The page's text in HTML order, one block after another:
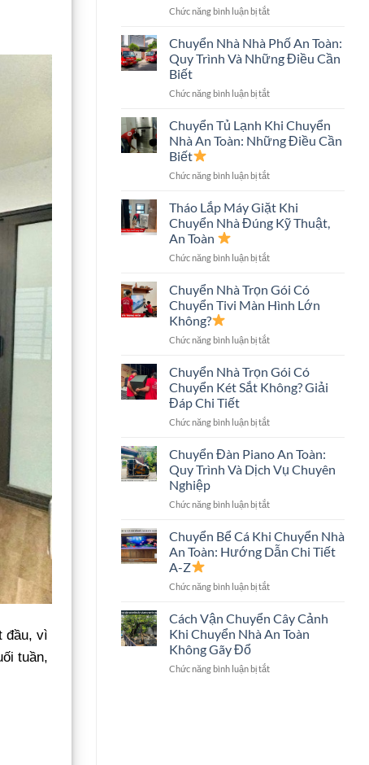
đầu, vì
tuần,
Hẻm
An
Nhanh
Chức năng bình luận bị tắtở
Nhà
Nhiều
Tầng
An
Tiết
Kiệm
Chi
Chuyển Nhà Nhà Phố An Toàn:
Quy Trình Và Những Điều Cần
Biết
Chức năng bình luận bị tắtở
Nhà
Nhà
Phố
Toàn:
Trình
Những
Cần
Chuyển Tủ Lạnh Khi Chuyển
Nhà An Toàn: Những Điều Cần
Biết
Chức năng bình luận bị tắtở
Tủ
Lạnh
Khi
Nhà
Toàn:
Điều
Biết
Tháo Lắp Máy Giặt Khi
Chuyển Nhà Đúng Kỹ Thuật,
An Toàn
Chức năng bình luận bị tắtở
Lắp
Máy
Giặt
Chuyển
Đúng
Thuật,
Toàn
Chuyển Nhà Trọn Gói Có
Chuyển Tivi Màn Hình Lớn
Không?
Chức năng bình luận bị tắtở
Nhà
Trọn
Gói
Chuyển
Màn
Lớn
Chuyển Nhà Trọn Gói Có
Chuyển Két Sắt Không? Giải
Đáp Chi Tiết
Chức năng bình luận bị tắtở
Nhà
Trọn
Gói
Chuyển
Sắt
Không?
Giải
Chi
Chuyển Đàn Piano An Toàn:
Quy Trình Và Dịch Vụ Chuyên
Nghiệp
Chức năng bình luận bị tắtở
Đàn
Piano
An
Quy
Và
Vụ
Nghiệp
Chuyển Bể Cá Khi Chuyển Nhà
An Toàn: Hướng Dẫn Chi Tiết
A-Z
Chức năng bình luận bị tắtở
Bể
Cá
Khi
Nhà
Cách Vận Chuyển Cây Cảnh
Khi Chuyển Nhà An Toàn
Không Gãy Đổ
Chức năng bình luận bị tắtở